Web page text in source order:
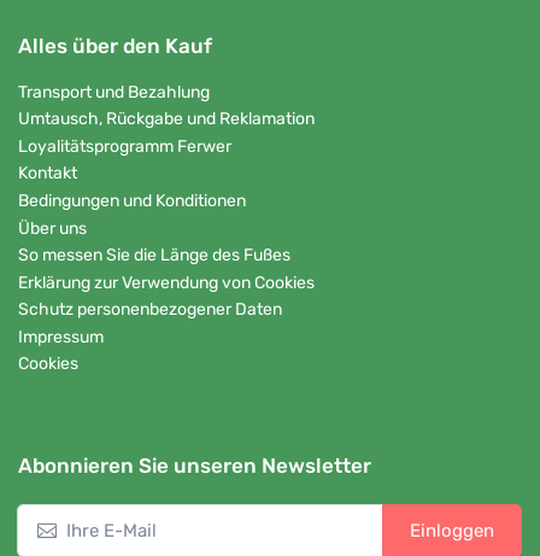
Alles über den Kauf
Transport und Bezahlung
Umtausch, Rückgabe und Reklamation
Loyalitätsprogramm Ferwer
Kontakt
Bedingungen und Konditionen
Über uns
So messen Sie die Länge des Fußes
Erklärung zur Verwendung von Cookies
Schutz personenbezogener Daten
Impressum
Cookies
Abonnieren Sie unseren Newsletter
Einloggen